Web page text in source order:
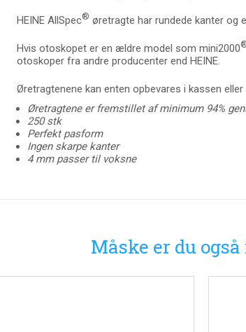
HEINE AllSpec® øretragte har rundede kanter
Hvis otoskopet er en ældre model som mini2000
otoskoper fra andre producenter end HEINE.
Øretragtenene kan enten opbevares i kassen
Øretragtene er fremstillet af minimum 94%
250 stk
Perfekt pasform
Ingen skarpe kanter
4 mm passer til voksne
Måske er du